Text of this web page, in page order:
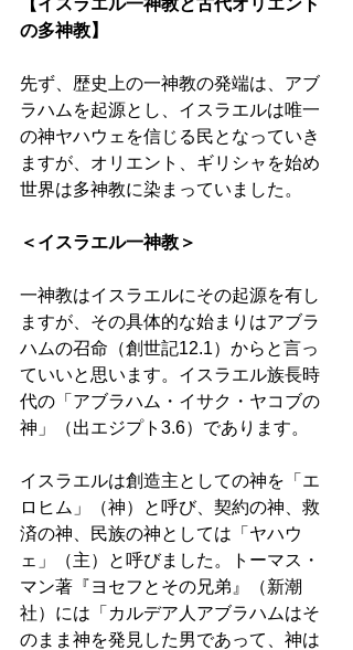
【イスラエル一神教と古代オリエント
の多神教】
先ず、歴史上の一神教の発端は、アブ
ラハムを起源とし、イスラエルは唯一
の神ヤハウェを信じる民となっていき
ますが、オリエント、ギリシャを始め
世界は多神教に染まっていました。
＜イスラエル一神教＞
一神教はイスラエルにその起源を有し
ますが、その具体的な始まりはアブラ
ハムの召命（創世記12.1）からと言っ
ていいと思います。イスラエル族長時
代の「アブラハム・イサク・ヤコブの
神」（出エジプト3.6）であります。
イスラエルは創造主としての神を「エ
ロヒム」（神）と呼び、契約の神、救
済の神、民族の神としては「ヤハウ
ェ」（主）と呼びました。トーマス・
マン著『ヨセフとその兄弟』（新潮
社）には「カルデア人アブラハムはそ
のまま神を発見した男であって、神は